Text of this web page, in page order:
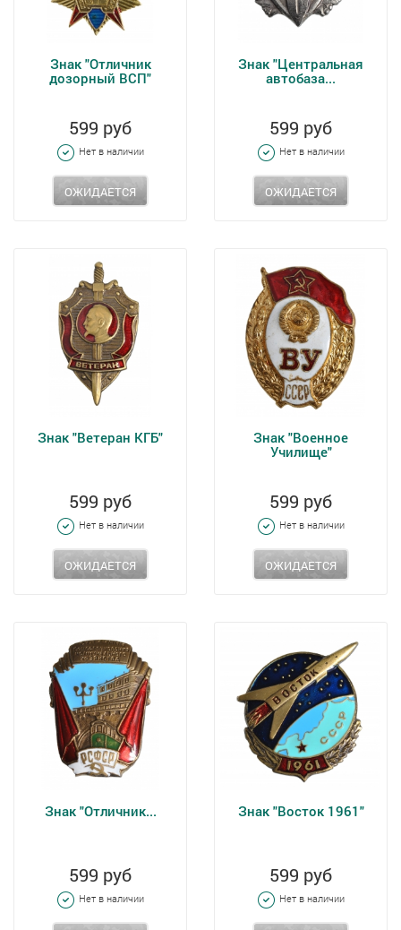
Знак "Отличник
дозорный ВСП"
599 руб
Нет в наличии
ОЖИДАЕТСЯ
Знак "Центральная
автобаза...
599 руб
Нет в наличии
ОЖИДАЕТСЯ
Знак "Ветеран КГБ"
599 руб
Нет в наличии
ОЖИДАЕТСЯ
Знак "Военное
Училище"
599 руб
Нет в наличии
ОЖИДАЕТСЯ
Знак "Отличник...
599 руб
Нет в наличии
Знак "Восток 1961"
599 руб
Нет в наличии